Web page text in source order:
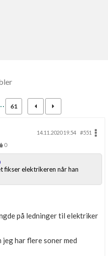
61
14.11.2020 19.54
#551
0
fikser elektrikeren når han
på ledninger til elektriker
har flere soner med